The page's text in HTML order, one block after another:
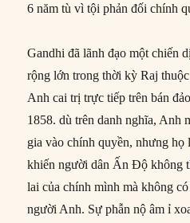
6 năm tù vì tội phản đối chính
Gandhi đã lãnh đạo một chiến
rộng lớn trong thời kỳ Raj
Anh cai trị trực tiếp trên bán
1858. dù trên danh nghĩa,
gia vào chính quyền, nhưng họ
khiến người dân Ấn Độ không
lai của chính mình mà không
người Anh. Sự phẫn nộ âm ỉ